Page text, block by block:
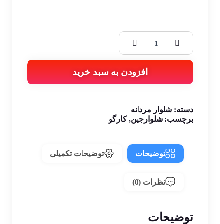
افزودن به سبد خرید
دسته:شلوار مردانه
برچسب:شلوارجین,کارگو
توضیحات توضیحات تکمیلی
نظرات (0)
توضیحات